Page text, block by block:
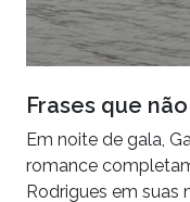
Frases que
Em noite de gala,
romance
Rodrigues em suas